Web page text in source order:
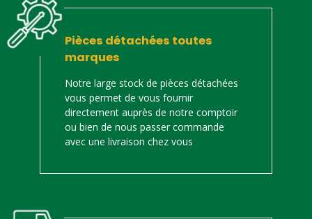
Pièces détachées toutes
marques
Notre large stock de pièces détachées
vous permet de vous fournir
directement auprès de notre comptoir
ou bien de nous passer commande
avec une livraison chez vous